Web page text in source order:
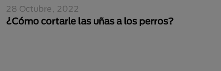
28 Octubre, 2022
¿Cómo cortarle las uñas a los perros?